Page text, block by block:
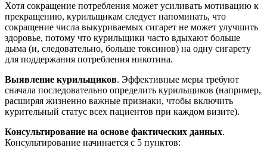
Хотя сокращение потребления может усиливать мотивацию к
прекращению, курильщикам следует напоминать, что
сокращение числа выкуриваемых сигарет не может улучшить
здоровье, потому что курильщики часто вдыхают больше
дыма (и, следовательно, больше токсинов) на одну сигарету
для поддержания потребления никотина.
Выявление курильщиков. Эффективные меры требуют
сначала последовательно определить курильщиков (например,
расширяя жизненно важные признаки, чтобы включить
курительный статус всех пациентов при каждом визите).
Консультирование на основе фактических данных.
Консультирование начинается с 5 пунктов: